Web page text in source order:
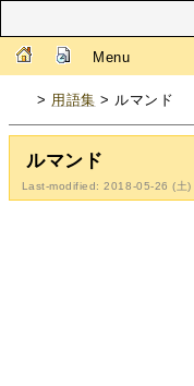
Menu
> 用語集 > ルマンド
ルマンド
Last-modified: 2018-05-26 (土